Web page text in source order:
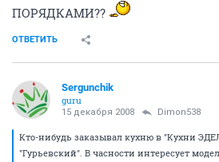
ПОРЯДКАМИ??
ОТВЕТИТЬ
Sergunchik
guru
15 декабря 2008 Dimon538
Кто-нибудь заказывал кухню в "Кухни
"Гурьевский". В часности интересует